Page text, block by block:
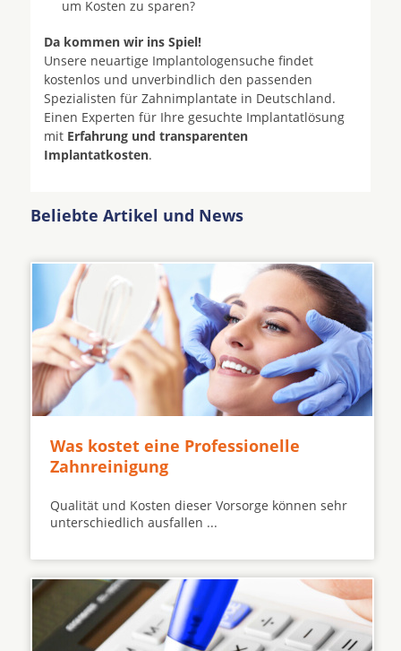
um Kosten zu sparen?
Da kommen wir ins Spiel!
Unsere neuartige Implantologensuche findet
kostenlos und unverbindlich den passenden
Spezialisten für Zahnimplantate in Deutschland.
Einen Experten für Ihre gesuchte Implantatlösung
mit Erfahrung und transparenten
Implantatkosten.
Beliebte Artikel und News
Was kostet eine Professionelle
Zahnreinigung
Qualität und Kosten dieser Vorsorge können sehr
unterschiedlich ausfallen ...